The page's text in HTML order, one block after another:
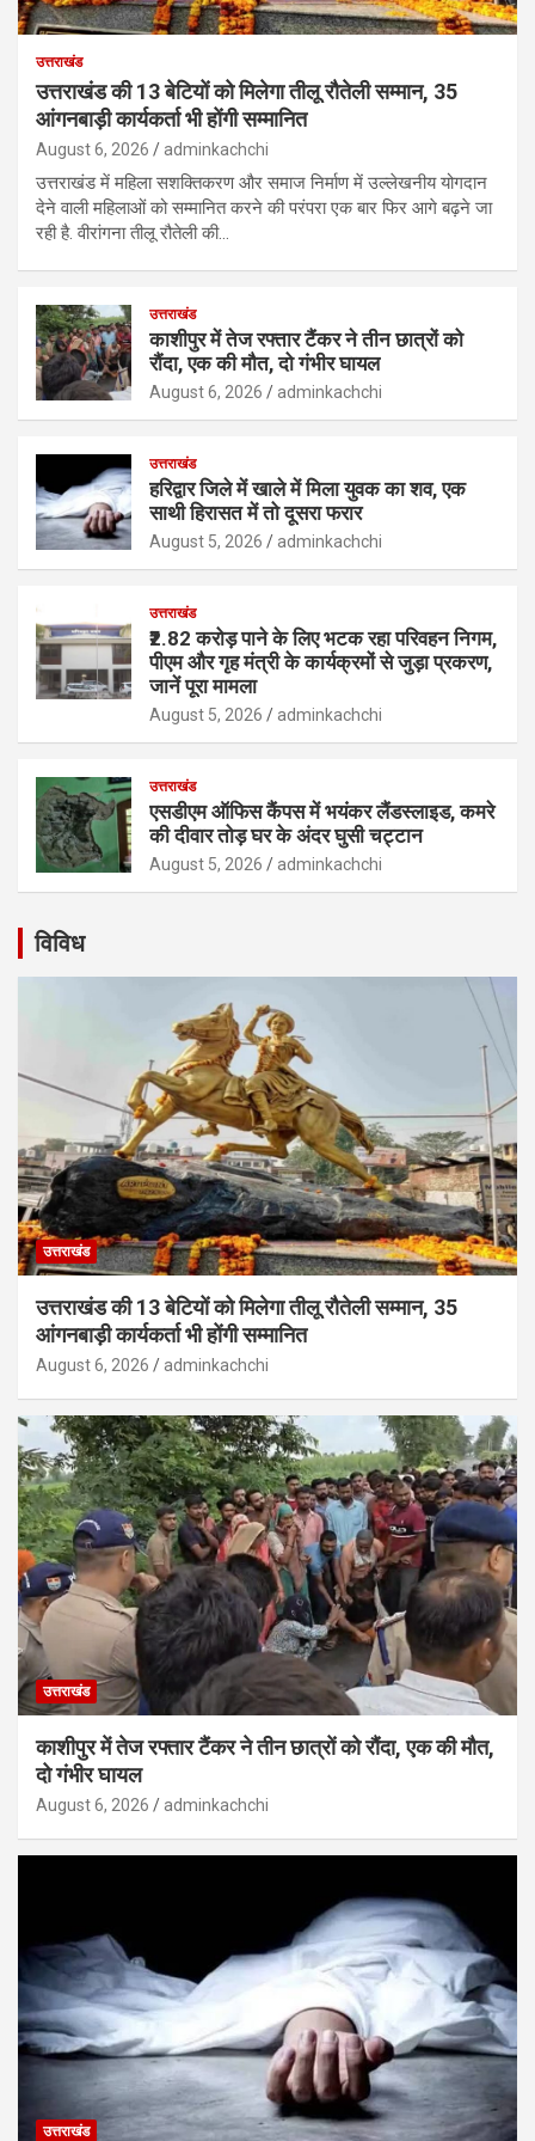
उत्तराखंड
उत्तराखंड की 13 बेटियों को मिलेगा तीलू रौतेली सम्मान, 35
आंगनबाड़ी कार्यकर्ता भी होंगी सम्मानित
August 6, 2026 adminkachchi
उत्तराखंड में महिला सशक्तिकरण और समाज निर्माण में उल्लेखनीय योगदान
देने वाली महिलाओं को सम्मानित करने की परंपरा एक बार फिर आगे बढ़ने जा
रही है. वीरांगना तीलू रौतेली की…
उत्तराखंड
काशीपुर में तेज रफ्तार टैंकर ने तीन छात्रों को
रौंदा, एक की मौत, दो गंभीर घायल
August 6, 2026 adminkachchi
उत्तराखंड
हरिद्वार जिले में खाले में मिला युवक का शव, एक
साथी हिरासत में तो दूसरा फरार
August 5, 2026 adminkachchi
उत्तराखंड
₹2.82 करोड़ पाने के लिए भटक रहा परिवहन निगम,
पीएम और गृह मंत्री के कार्यक्रमों से जुड़ा प्रकरण,
जानें पूरा मामला
August 5, 2026 adminkachchi
उत्तराखंड
एसडीएम ऑफिस कैंपस में भयंकर लैंडस्लाइड, कमरे
की दीवार तोड़ घर के अंदर घुसी चट्टान
August 5, 2026 adminkachchi
विविध
उत्तराखंड
उत्तराखंड की 13 बेटियों को मिलेगा तीलू रौतेली सम्मान, 35
आंगनबाड़ी कार्यकर्ता भी होंगी सम्मानित
August 6, 2026 adminkachchi
उत्तराखंड
काशीपुर में तेज रफ्तार टैंकर ने तीन छात्रों को रौंदा, एक की मौत,
दो गंभीर घायल
August 6, 2026 adminkachchi
उत्तराखंड